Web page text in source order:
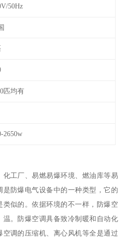
50Hz
匹均有
2650w
化工厂、易燃易爆环境、燃油库等易
防爆电气设备中的一种类型，它的
似的。依据环境的不一样，防爆空
。防爆空调具备致冷制暖和自动化
调的压缩机、离心风机等全是通过